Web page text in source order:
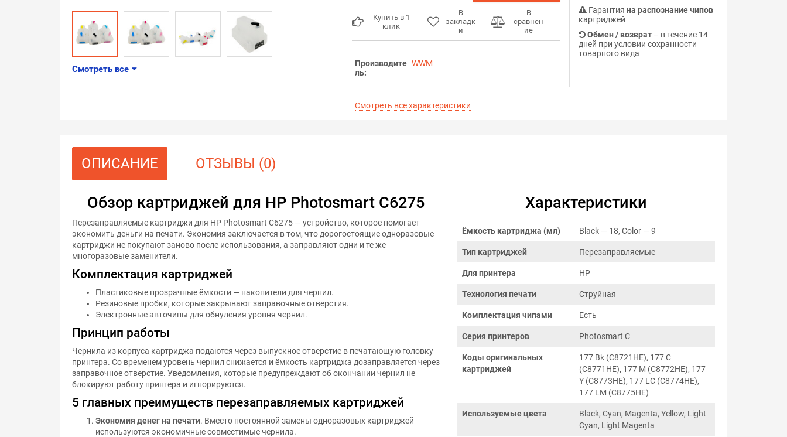
Смотреть все
Купить в 1
клик
В
закладк
и
В
сравнен
ие
Производите
ль:
WWM
Смотреть все характеристики
Гарантия на распознание чипов
картриджей
Обмен / возврат– в течение 14
дней при условии сохранности
товарного вида
ОПИСАНИЕ ОТЗЫВЫ (0)
Обзор картриджей для HP Photosmart C6275
Перезаправляемые картриджи для HP Photosmart C6275 — устройство, которое помогает
экономить деньги на печати. Экономия заключается в том, что дорогостоящие одноразовые
картриджи не покупают заново после использования, а заправляют одни и те же
многоразовые заменители.
Комплектация картриджей
Пластиковые прозрачные ёмкости — накопители для чернил.
Резиновые пробки, которые закрывают заправочные отверстия.
Электронные авточипы для обнуления уровня чернил.
Принцип работы
Чернила из корпуса картриджа подаются через выпускное отверстие в печатающую головку
принтера. Со временем уровень чернил снижается и ёмкость картриджа дозаправляется через
заправочное отверстие. Уведомления, которые предупреждают об окончании чернил не
блокируют работу принтера и игнорируются.
5 главных преимуществ перезаправляемых картриджей
Экономия денег на печати. Вместо постоянной замены одноразовых картриджей
используются экономичные совместимые чернила.
Характеристики
Ёмкость картриджа (мл) Black — 18, Color — 9
Тип картриджей Перезаправляемые
Для принтера HP
Технология печати Струйная
Комплектация чипами Есть
Серия принтеров Photosmart C
Коды оригинальных
картриджей
177 Bk (C8721HE), 177 C
(C8771HE), 177 M (C8772HE), 177
Y (C8773HE), 177 LC (C8774HE),
177 LM (C8775HE)
Используемые цвета
Black, Cyan, Magenta, Yellow, Light
Cyan, Light Magenta